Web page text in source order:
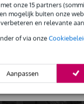
onze 15 partners
mogelijk buiten onze
en relevante
of via onze
Aanpassen
Gratis CO2-neutrale